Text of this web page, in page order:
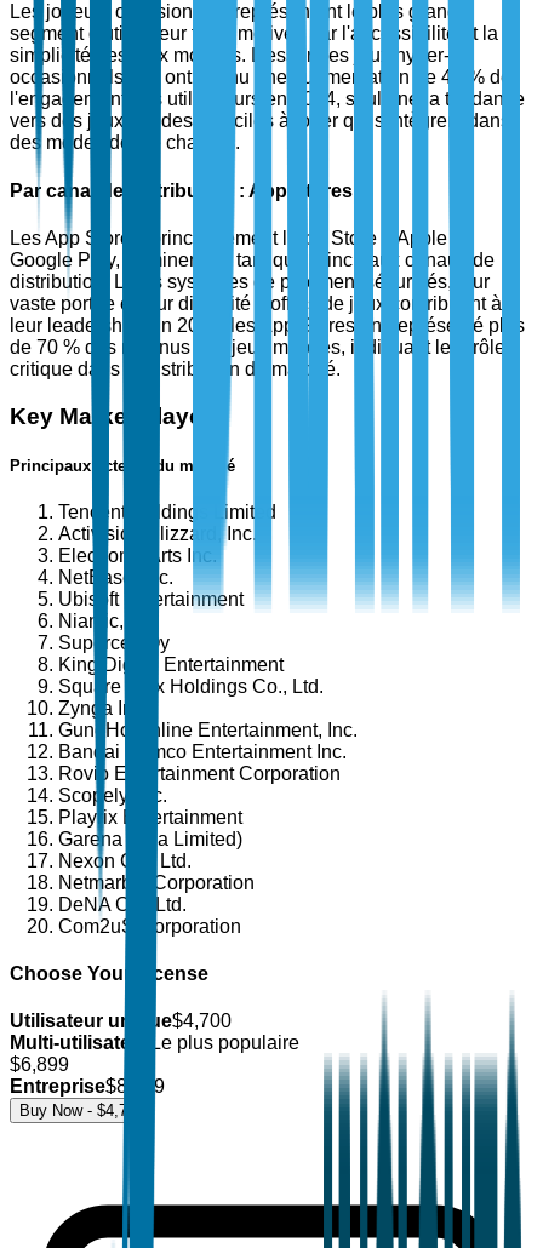
Les joueurs occasionnels représentent le plus grand
segment d'utilisateur final, motivés par l'accessibilité et la
simplicité des jeux mobiles. L'essor des jeux hyper-
occasionnels, qui ont connu une augmentation de 40 % de
l'engagement des utilisateurs en 2024, souligne la tendance
vers des jeux rapides et faciles à jouer qui s'intègrent dans
des modes de vie chargés.
Par canal de distribution : App Stores
Les App Stores, principalement l'App Store d'Apple et
Google Play, dominent en tant que principaux canaux de
distribution. Leurs systèmes de paiement sécurisés, leur
vaste portée et leur diversité d'offres de jeux contribuent à
leur leadership. En 2024, les App Stores ont représenté plus
de 70 % des revenus des jeux mobiles, indiquant leur rôle
critique dans la distribution du marché.
Key Market Players
Principaux acteurs du marché
Tencent Holdings Limited
Activision Blizzard, Inc.
Electronic Arts Inc.
NetEase, Inc.
Ubisoft Entertainment
Niantic, Inc.
Supercell Oy
King Digital Entertainment
Square Enix Holdings Co., Ltd.
Zynga Inc.
GungHo Online Entertainment, Inc.
Bandai Namco Entertainment Inc.
Rovio Entertainment Corporation
Scopely, Inc.
Playrix Entertainment
Garena (Sea Limited)
Nexon Co., Ltd.
Netmarble Corporation
DeNA Co., Ltd.
Com2uS Corporation
Choose Your License
Utilisateur unique$4,700
Multi-utilisateur
Le plus populaire
$6,899
Entreprise$8,499
Buy Now - $4,700